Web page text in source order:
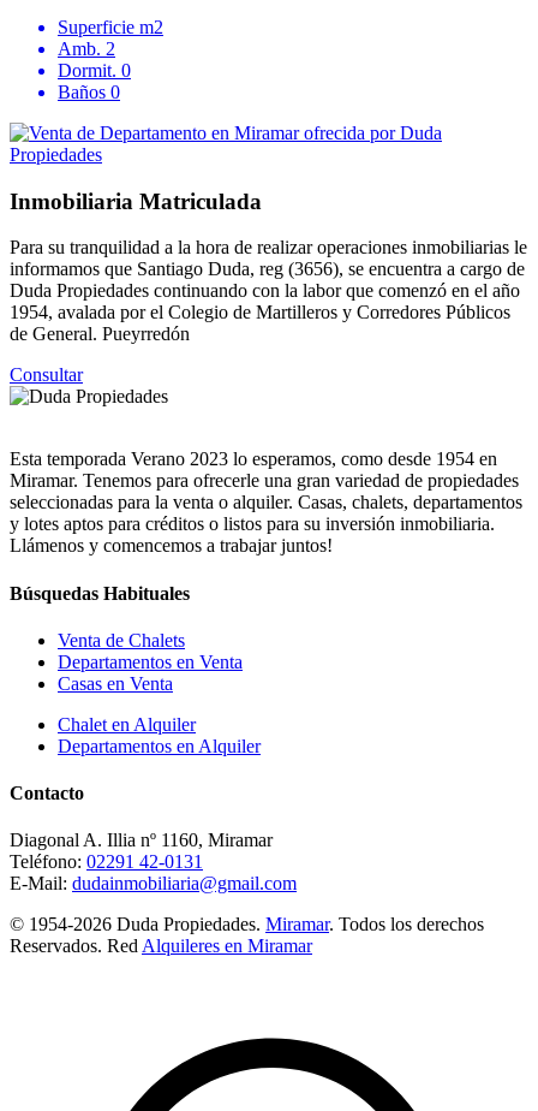
Superficie m2
Amb. 2
Dormit. 0
Baños 0
Inmobiliaria Matriculada
Para su tranquilidad a la hora de realizar operaciones inmobiliarias le
informamos que Santiago Duda, reg (3656), se encuentra a cargo de
Duda Propiedades continuando con la labor que comenzó en el año
1954, avalada por el Colegio de Martilleros y Corredores Públicos
de General. Pueyrredón
Consultar
Esta temporada Verano 2023 lo esperamos, como desde 1954 en
Miramar. Tenemos para ofrecerle una gran variedad de propiedades
seleccionadas para la venta o alquiler. Casas, chalets, departamentos
y lotes aptos para créditos o listos para su inversión inmobiliaria.
Llámenos y comencemos a trabajar juntos!
Búsquedas Habituales
Venta de Chalets
Departamentos en Venta
Casas en Venta
Chalet en Alquiler
Departamentos en Alquiler
Contacto
Diagonal A. Illia nº 1160, Miramar
Teléfono: 02291 42-0131
E-Mail: dudainmobiliaria@gmail.com
© 1954-2026 Duda Propiedades. Miramar. Todos los derechos
Reservados. RedAlquileres en Miramar